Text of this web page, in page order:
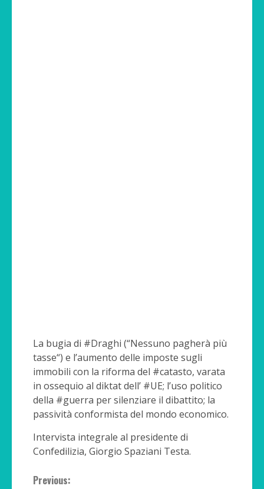
La bugia di #Draghi (“Nessuno pagherà più
tasse“) e l’aumento delle imposte sugli
immobili con la riforma del #catasto, varata
in ossequio al diktat dell’ #UE; l’uso politico
della #guerra per silenziare il dibattito; la
passività conformista del mondo economico.
Intervista integrale al presidente di
Confedilizia, Giorgio Spaziani Testa.
Previous: